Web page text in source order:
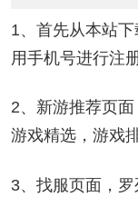
1、首先从本站
用手机号进行注
2、新游推荐页
游戏精选，游戏
3、找服页面，